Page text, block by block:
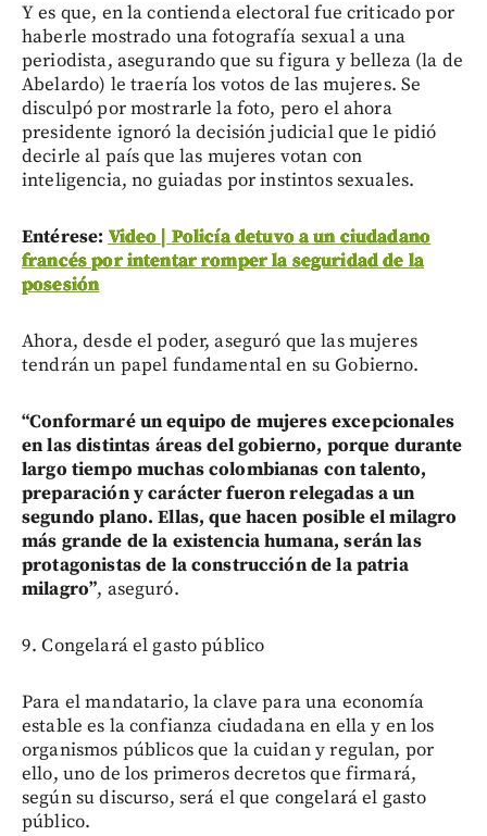
Y es que, en la contienda electoral fue criticado por
haberle mostrado una fotografía sexual a una
periodista, asegurando que su figura y belleza (la de
Abelardo) le traería los votos de las mujeres. Se
disculpó por mostrarle la foto, pero el ahora
presidente ignoró la decisión judicial que le pidió
decirle al país que las mujeres votan con
inteligencia, no guiadas por instintos sexuales.
Entérese: Video | Policía detuvo a un ciudadano
francés por intentar romper la seguridad de la
posesión
Ahora, desde el poder, aseguró que las mujeres
tendrán un papel fundamental en su Gobierno.
“Conformaré un equipo de mujeres excepcionales
en las distintas áreas del gobierno, porque durante
largo tiempo muchas colombianas con talento,
preparación y carácter fueron relegadas a un
segundo plano. Ellas, que hacen posible el milagro
más grande de la existencia humana, serán las
protagonistas de la construcción de la patria
milagro”, aseguró.
9. Congelará el gasto público
Para el mandatario, la clave para una economía
estable es la confianza ciudadana en ella y en los
organismos públicos que la cuidan y regulan, por
ello, uno de los primeros decretos que firmará,
según su discurso, será el que congelará el gasto
público.